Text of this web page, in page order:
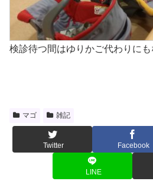
検診待つ間はゆりかご代わりに
マゴ 雑記
Twitter Facebook
LINE